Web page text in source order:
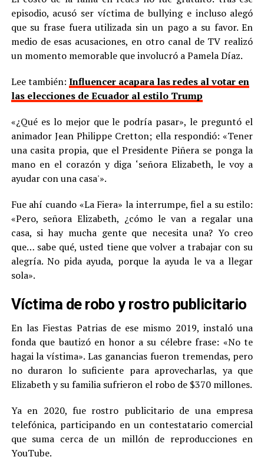
episodio, acusó ser víctima de bullying e incluso alegó
que su frase fuera utilizada sin un pago a su favor. En
medio de esas acusaciones, en otro canal de TV realizó
un momento memorable que involucró a Pamela Díaz.
Lee también: Influencer acapara las redes al votar en
las elecciones de Ecuador al estilo Trump
«¿Qué es lo mejor que le podría pasar», le preguntó el
animador Jean Philippe Cretton; ella respondió: «Tener
una casita propia, que el Presidente Piñera se ponga la
mano en el corazón y diga ‘señora Elizabeth, le voy a
ayudar con una casa'».
Fue ahí cuando «La Fiera» la interrumpe, fiel a su estilo:
«Pero, señora Elizabeth, ¿cómo le van a regalar una
casa, si hay mucha gente que necesita una? Yo creo
que… sabe qué, usted tiene que volver a trabajar con su
alegría. No pida ayuda, porque la ayuda le va a llegar
sola».
Víctima de robo y rostro publicitario
En las Fiestas Patrias de ese mismo 2019, instaló una
fonda que bautizó en honor a su célebre frase: «No te
hagai la vístima». Las ganancias fueron tremendas, pero
no duraron lo suficiente para aprovecharlas, ya que
Elizabeth y su familia sufrieron el robo de $370 millones.
Ya en 2020, fue rostro publicitario de una empresa
telefónica, participando en un contestatario comercial
que suma cerca de un millón de reproducciones en
YouTube.